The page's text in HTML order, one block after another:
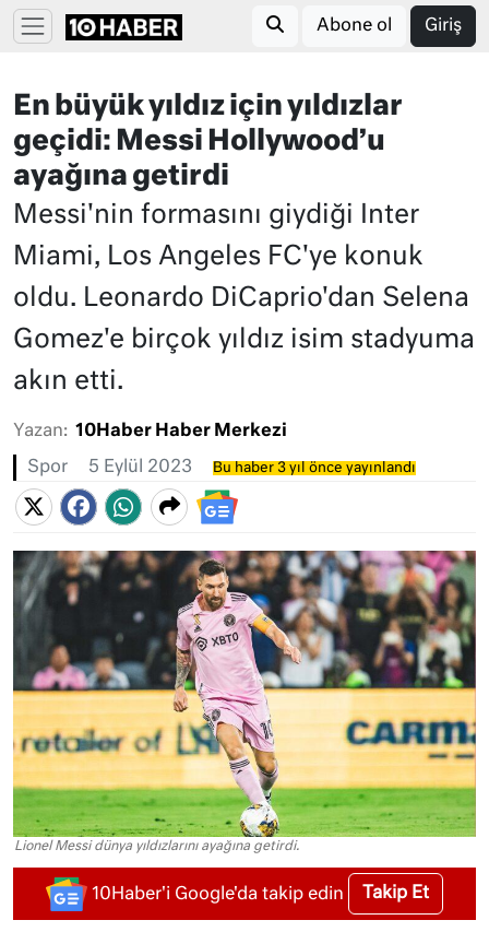
Abone ol Giriş
En büyük yıldız için yıldızlar
geçidi: Messi Hollywood’u
ayağına getirdi
Messi'nin formasını giydiği Inter
Miami, Los Angeles FC'ye konuk
oldu. Leonardo DiCaprio'dan Selena
Gomez'e birçok yıldız isim stadyuma
akın etti.
Yazan: 10Haber Haber Merkezi
Spor 5 Eylül 2023 Bu haber 3 yıl önce yayınlandı
Lionel Messi dünya yıldızlarını ayağına getirdi.
10Haber'i Google'da takip edin Takip Et